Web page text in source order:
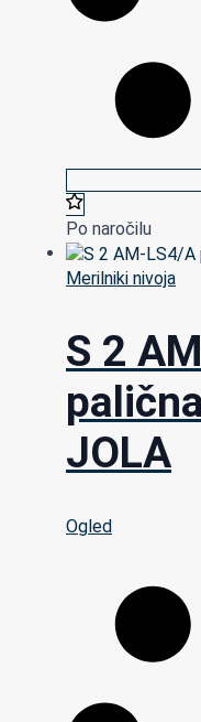
Po naročilu
Merilniki nivoja
S 2
JOLA
Ogled